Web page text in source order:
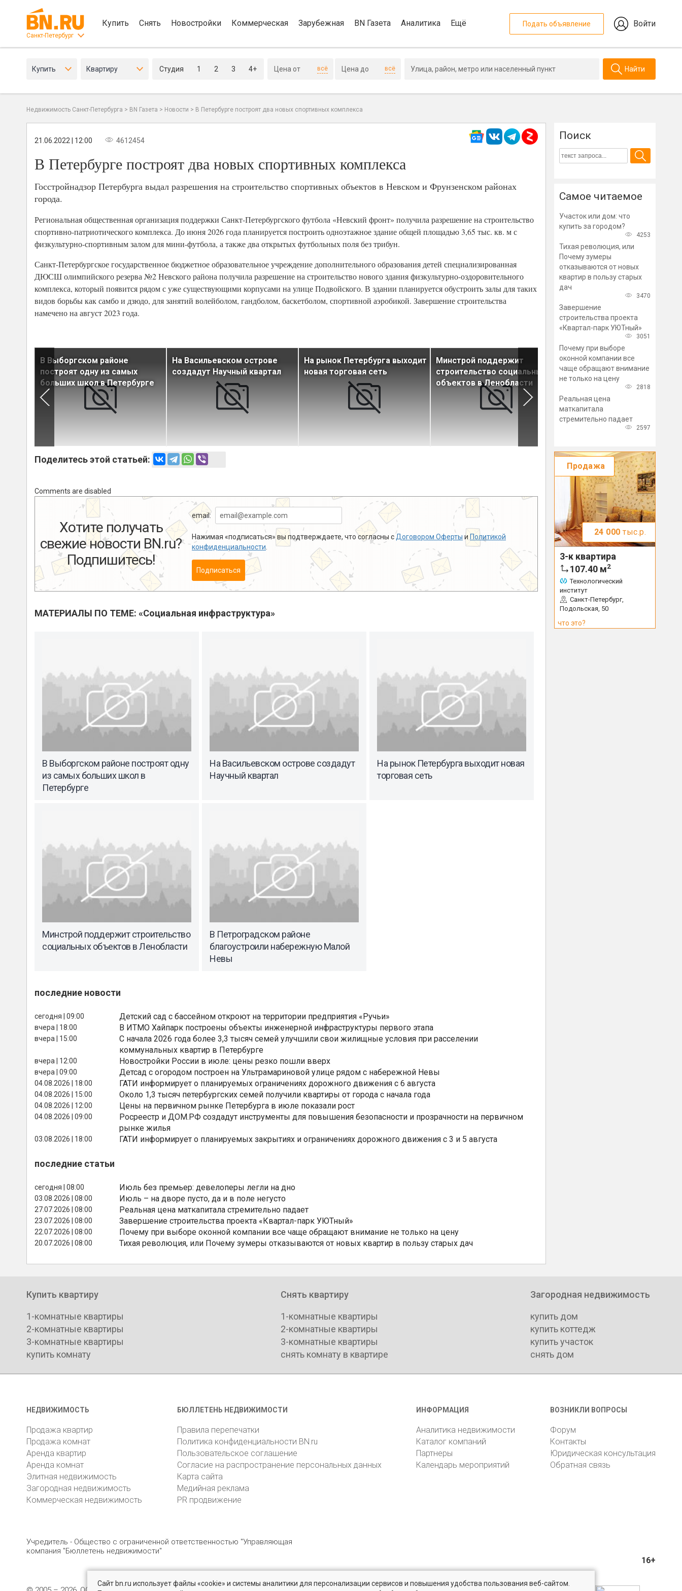
Санкт-Петербург
Купить Снять Новостройки Коммерческая Зарубежная BN Газета Аналитика Ещё Подать объявление Войти
Купить Квартиру Студия 1 2 3 4+ всё всё Найти
Недвижимость Санкт-Петербурга > BN Газета > Новости > В Петербурге построят два новых спортивных комплекса
21.06.2022 | 12:00 4612454
В Петербурге построят два новых спортивных комплекса
Госстройнадзор Петербурга выдал разрешения на строительство спортивных объектов в Невском и Фрунзенском районах
города.
Региональная общественная организация поддержки Санкт-Петербургского футбола «Невский фронт» получила разрешение на строительство
спортивно-патриотического комплекса. До июня 2026 года планируется построить одноэтажное здание общей площадью 3,65 тыс. кв. м с
физкультурно-спортивным залом для мини-футбола, а также два открытых футбольных поля без трибун.
Санкт-Петербургское государственное бюджетное образовательное учреждение дополнительного образования детей специализированная
ДЮСШ олимпийского резерва №2 Невского района получила разрешение на строительство нового здания физкультурно-оздоровительного
комплекса, который появится рядом с уже существующими корпусами на улице Подвойского. В здании планируется обустроить залы для таких
видов борьбы как самбо и дзюдо, для занятий волейболом, гандболом, баскетболом, спортивной аэробикой. Завершение строительства
намечено на август 2023 года.
В Выборгском районе
построят одну из самых
больших школ в Петербурге
На Васильевском острове
создадут Научный квартал
На рынок Петербурга выходит
новая торговая сеть
Минстрой поддержит
строительство социальных
объектов в Ленобласти
В Петроградском районе
благоустроили набережную
Малой Невы
Поделитесь этой статьей:
Comments are disabled
Хотите получать
свежие новости BN.ru?
Подпишитесь!
email:
Нажимая «подписаться» вы подтверждаете, что согласны с Договором Оферты и Политикой
конфиденциальности
Подписаться
МАТЕРИАЛЫ ПО ТЕМЕ: «Социальная инфраструктура»
В Выборгском районе построят одну
из самых больших школ в
Петербурге
На Васильевском острове создадут
Научный квартал
На рынок Петербурга выходит новая
торговая сеть
Минстрой поддержит строительство
социальных объектов в Ленобласти
В Петроградском районе
благоустроили набережную Малой
Невы
последние новости
сегодня | 09:00 Детский сад с бассейном откроют на территории предприятия «Ручьи»
вчера | 18:00 В ИТМО Хайпарк построены объекты инженерной инфраструктуры первого этапа
вчера | 15:00
С начала 2026 года более 3,3 тысяч семей улучшили свои жилищные условия при расселении
коммунальных квартир в Петербурге
вчера | 12:00 Новостройки России в июле: цены резко пошли вверх
вчера | 09:00 Детсад с огородом построен на Ультрамариновой улице рядом с набережной Невы
04.08.2026 | 18:00 ГАТИ информирует о планируемых ограничениях дорожного движения с 6 августа
04.08.2026 | 15:00 Около 1,3 тысяч петербургских семей получили квартиры от города с начала года
04.08.2026 | 12:00 Цены на первичном рынке Петербурга в июле показали рост
04.08.2026 | 09:00
Росреестр и ДОМ.РФ создадут инструменты для повышения безопасности и прозрачности на первичном
рынке жилья
03.08.2026 | 18:00 ГАТИ информирует о планируемых закрытиях и ограничениях дорожного движения с 3 и 5 августа
последние статьи
сегодня | 08:00 Июль без премьер: девелоперы легли на дно
03.08.2026 | 08:00 Июль – на дворе пусто, да и в поле негусто
27.07.2026 | 08:00 Реальная цена маткапитала стремительно падает
23.07.2026 | 08:00 Завершение строительства проекта «Квартал-парк УЮТный»
22.07.2026 | 08:00 Почему при выборе оконной компании все чаще обращают внимание не только на цену
20.07.2026 | 08:00 Тихая революция, или Почему зумеры отказываются от новых квартир в пользу старых дач
Поиск
Самое читаемое
Участок или дом: что
купить за городом?
4253
Тихая революция, или
Почему зумеры
отказываются от новых
квартир в пользу старых
дач
3470
Завершение
строительства проекта
«Квартал-парк УЮТный»
3051
Почему при выборе
оконной компании все
чаще обращают внимание
не только на цену
2818
Реальная цена
маткапитала
стремительно падает
2597
Продажа
24 000 тыс.р.
3-к квартира
107.40 м2
Технологический
институт
Санкт-Петербург,
Подольская, 50
что это?
Купить квартиру
1-комнатные квартиры
2-комнатные квартиры
3-комнатные квартиры
купить комнату
Снять квартиру
1-комнатные квартиры
2-комнатные квартиры
3-комнатные квартиры
снять комнату в квартире
Загородная недвижимость
купить дом
купить коттедж
купить участок
снять дом
НЕДВИЖИМОСТЬ
Продажа квартир
Продажа комнат
Аренда квартир
Аренда комнат
Элитная недвижимость
Загородная недвижимость
Коммерческая недвижимость
БЮЛЛЕТЕНЬ НЕДВИЖИМОСТИ
Правила перепечатки
Политика конфиденциальности BN.ru
Пользовательское соглашение
Согласие на распространение персональных данных
Карта сайта
Медийная реклама
PR продвижение
ИНФОРМАЦИЯ
Аналитика недвижимости
Каталог компаний
Партнеры
Календарь мероприятий
ВОЗНИКЛИ ВОПРОСЫ
Форум
Контакты
Юридическая консультация
Обратная связь
Учредитель - Общество с ограниченной ответственностью "Управляющая
компания "Бюллетень недвижимости"
16+
Сайт bn.ru использует файлы «cookie» и системы аналитики для персонализации сервисов и повышения удобства пользования веб-сайтом.